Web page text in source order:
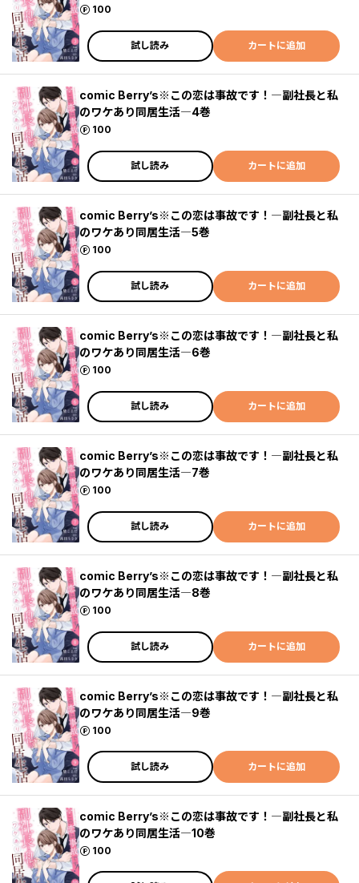
100
ポイント
試し読み カートに追加
comic Berry’s※この恋は事故です！―副社長と私
のワケあり同居生活―4巻
100
ポイント
試し読み カートに追加
comic Berry’s※この恋は事故です！―副社長と私
のワケあり同居生活―5巻
100
ポイント
試し読み カートに追加
comic Berry’s※この恋は事故です！―副社長と私
のワケあり同居生活―6巻
100
ポイント
試し読み カートに追加
comic Berry’s※この恋は事故です！―副社長と私
のワケあり同居生活―7巻
100
ポイント
試し読み カートに追加
comic Berry’s※この恋は事故です！―副社長と私
のワケあり同居生活―8巻
100
ポイント
試し読み カートに追加
comic Berry’s※この恋は事故です！―副社長と私
のワケあり同居生活―9巻
100
ポイント
試し読み カートに追加
comic Berry’s※この恋は事故です！―副社長と私
のワケあり同居生活―10巻
100
ポイント